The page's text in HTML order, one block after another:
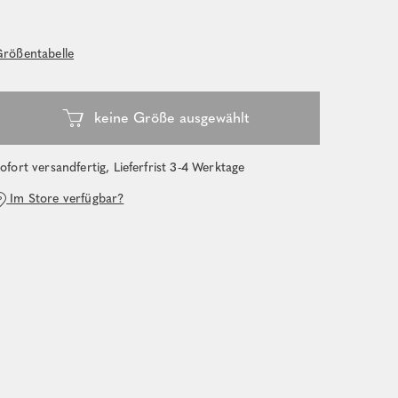
versandfertig, Lieferfrist 3-4 Werktage
Im Store verfügbar?